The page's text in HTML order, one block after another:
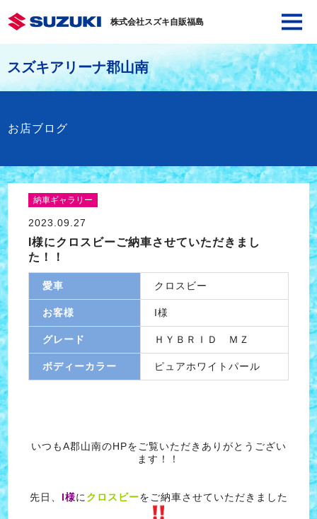
株式会社スズキ自販福島
スズキアリーナ郡山南
お店ブログ
納車ギャラリー
2023.09.27
I様にクロスビーご納車させていただきまし
た！！
愛車 クロスビー
お客様 I様
グレード ＨＹＢＲＩＤ ＭＺ
ボディーカラー ピュアホワイトパール
いつもA郡山南のHPをご覧いただきありがとうござい
ます！！
先日、 I様に クロスビーをご納車させていただきました